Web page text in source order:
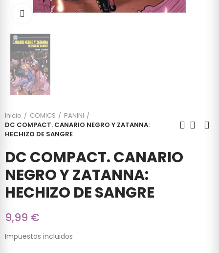
Click to enlarge
Inicio COMICS
PANINI
DC COMPACT. CANARIO NEGRO Y ZATANNA:
HECHIZO DE SANGRE
DC COMPACT. CANARIO
NEGRO Y ZATANNA:
HECHIZO DE SANGRE
9,99 €
Impuestos incluidos